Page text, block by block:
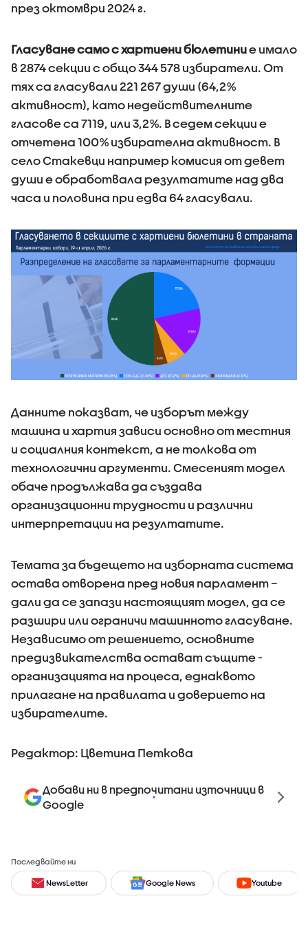
през октомври 2024 г.
Гласуване само с хартиени бюлетиние имало
в 2874 секции с общо 344 578 избиратели. От
тях са гласували 221 267 души (64,2%
активност), като недействителните
гласове са 7119, или 3,2%. В седем секции е
отчетена 100% избирателна активност. В
село Стакевци например комисия от девет
души е обработвала резултатите над два
часа и половина при едва 64 гласували.
Данните показват, че изборът между
машина и хартия зависи основно от местния
и социалния контекст, а не толкова от
технологични аргументи. Смесеният модел
обаче продължава да създава
организационни трудности и различни
интерпретации на резултатите.
Темата за бъдещето на изборната система
остава отворена пред новия парламент –
дали да се запази настоящият модел, да се
разшири или ограничи машинното гласуване.
Независимо от решението, основните
предизвикателства остават същите -
организацията на процеса, еднаквото
прилагане на правилата и доверието на
избирателите.
Редактор: Цветина Петкова
Добави ни в предпочитани източници в
Google
Последвайте ни
NewsLetter Google News Youtube